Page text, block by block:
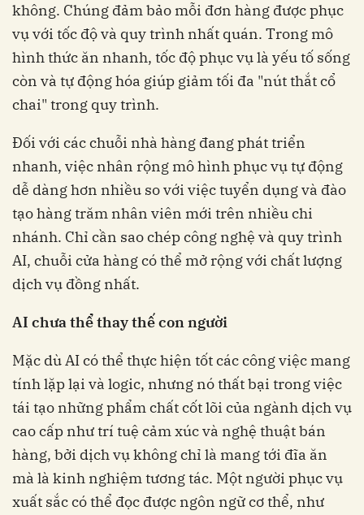
không. Chúng đảm bảo mỗi đơn hàng được phục
vụ với tốc độ và quy trình nhất quán. Trong mô
hình thức ăn nhanh, tốc độ phục vụ là yếu tố sống
còn và tự động hóa giúp giảm tối đa "nút thắt cổ
chai" trong quy trình.
Đối với các chuỗi nhà hàng đang phát triển
nhanh, việc nhân rộng mô hình phục vụ tự động
dễ dàng hơn nhiều so với việc tuyển dụng và đào
tạo hàng trăm nhân viên mới trên nhiều chi
nhánh. Chỉ cần sao chép công nghệ và quy trình
AI, chuỗi cửa hàng có thể mở rộng với chất lượng
dịch vụ đồng nhất.
AI chưa thể thay thế con người
Mặc dù AI có thể thực hiện tốt các công việc mang
tính lặp lại và logic, nhưng nó thất bại trong việc
tái tạo những phẩm chất cốt lõi của ngành dịch vụ
cao cấp như trí tuệ cảm xúc và nghệ thuật bán
hàng, bởi dịch vụ không chỉ là mang tới đĩa ăn
mà là kinh nghiệm tương tác. Một người phục vụ
xuất sắc có thể đọc được ngôn ngữ cơ thể, như